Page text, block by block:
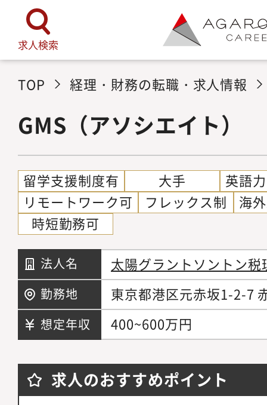
求人検索
TOP 経理・財務の転職・求人情報
GMS（アソシエイト）
留学支援制度有 大手
英語
リモートワーク可
フレックス制
海
時短勤務可
法人名 太陽グラントソントン税
勤務地 東京都港区元赤坂1-2-7
想定年収 400~600万円
求人のおすすめポイント